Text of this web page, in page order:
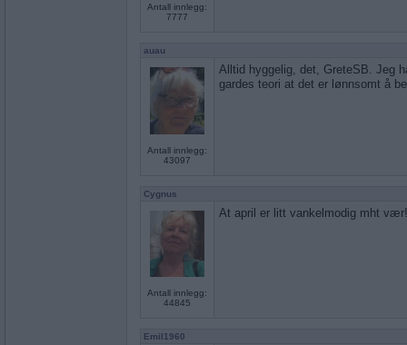
Antall innlegg:
7777
auau
Antall innlegg:
43097
Alltid hyggelig, det, GreteSB. Jeg
gardes teori at det er lønnsomt å
Cygnus
Antall innlegg:
44845
At april er litt vankelmodig mht vær!
Emil1960